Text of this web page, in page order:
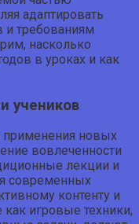
адаптировать
и требованиям
насколько
в уроках и как
учеников
новых
вовлеченности
лекции и
современных
контенту и
игровые техники,